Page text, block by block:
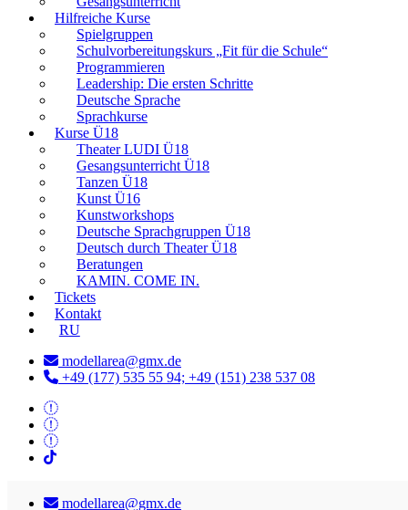
Hilfreiche Kurse
Spielgruppen
Schulvorbereitungskurs „Fit für die Schule“
Programmieren
Leadership: Die ersten Schritte
Deutsche Sprache
Sprachkurse
Kurse Ü18
Theater LUDI Ü18
Gesangsunterricht Ü18
Tanzen Ü18
Kunst Ü16
Kunstworkshops
Deutsche Sprachgruppen Ü18
Deutsch durch Theater Ü18
Beratungen
KAMIN. COME IN.
Tickets
Kontakt
RU
modellarea@gmx.de
+49 (177) 535 55 94; +49 (151) 238 537 08
modellarea@gmx.de